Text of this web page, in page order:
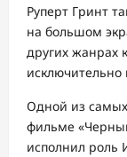
Руперт Гринт
на большом
других жанрах
исключительно
Одной из
фильме
исполнил роль